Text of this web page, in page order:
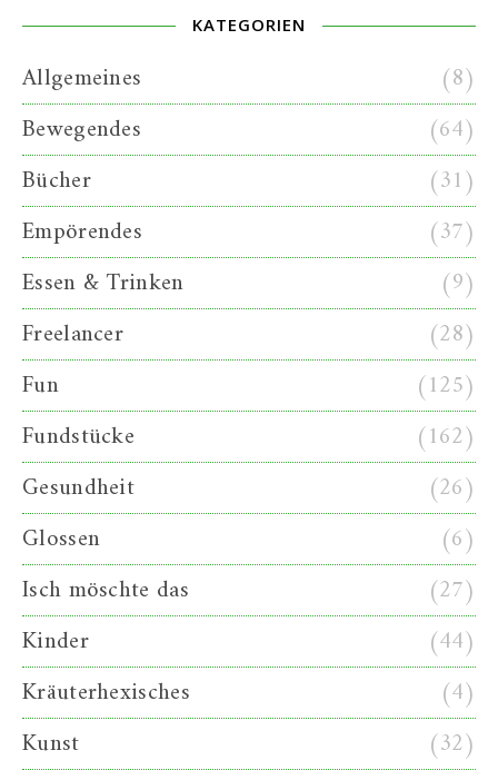
KATEGORIEN
Allgemeines
(8)
Bewegendes
(64)
Bücher
(31)
Empörendes
(37)
Essen & Trinken
(9)
Freelancer
(28)
Fun
(125)
Fundstücke
(162)
Gesundheit
(26)
Glossen
(6)
Isch möschte das
(27)
Kinder
(44)
Kräuterhexisches
(4)
Kunst
(32)